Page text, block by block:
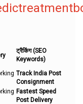
ट्रैकिंग (SEO
Keywords)
Track India Post
Consignment
Fastest Speed
Post Delivery